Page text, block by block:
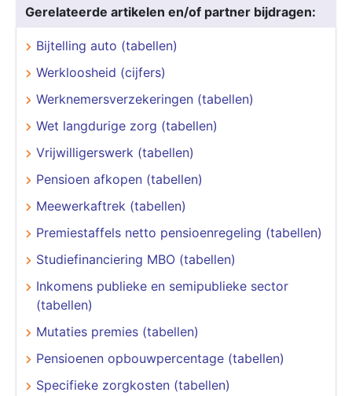
Gerelateerde artikelen en/of partner bijdragen:
Bijtelling auto (tabellen)
Werkloosheid (cijfers)
Werknemersverzekeringen (tabellen)
Wet langdurige zorg (tabellen)
Vrijwilligerswerk (tabellen)
Pensioen afkopen (tabellen)
Meewerkaftrek (tabellen)
Premiestaffels netto pensioenregeling (tabellen)
Studiefinanciering MBO (tabellen)
Inkomens publieke en semipublieke sector
(tabellen)
Mutaties premies (tabellen)
Pensioenen opbouwpercentage (tabellen)
Specifieke zorgkosten (tabellen)